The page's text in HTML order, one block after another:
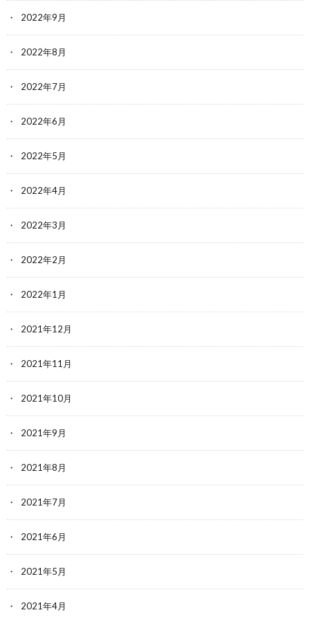
2022年9月
2022年8月
2022年7月
2022年6月
2022年5月
2022年4月
2022年3月
2022年2月
2022年1月
2021年12月
2021年11月
2021年10月
2021年9月
2021年8月
2021年7月
2021年6月
2021年5月
2021年4月